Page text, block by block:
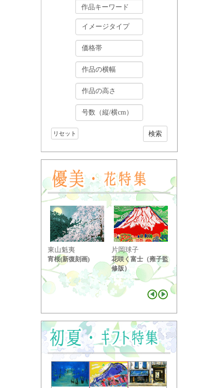
リセット
東山魁夷
宵桜(新復刻画)
片岡球子
花咲く富士（雍子監
修版）